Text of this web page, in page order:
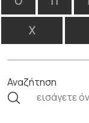
Χ
Αναζήτηση